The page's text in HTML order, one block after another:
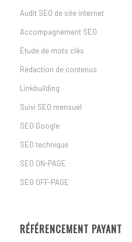
Audit SEO de site internet
Accompagnement SEO
Étude de mots clés
Rédaction de contenus
Linkbuilding
Suivi SEO mensuel
SEO Google
SEO technique
SEO ON-PAGE
SEO OFF-PAGE
RÉFÉRENCEMENT PAYANT